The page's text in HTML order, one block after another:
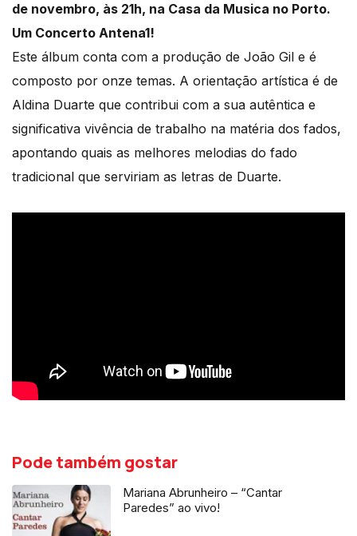
de novembro, às 21h, na Casa da Musica no Porto.
Um Concerto Antena1!
Este álbum conta com a produção de João Gil e é
composto por onze temas. A orientação artística é de
Aldina Duarte que contribui com a sua autêntica e
significativa vivência de trabalho na matéria dos fados,
apontando quais as melhores melodias do fado
tradicional que serviriam as letras de Duarte.
Pode também gostar
Mariana Abrunheiro – “Cantar
Paredes” ao vivo!